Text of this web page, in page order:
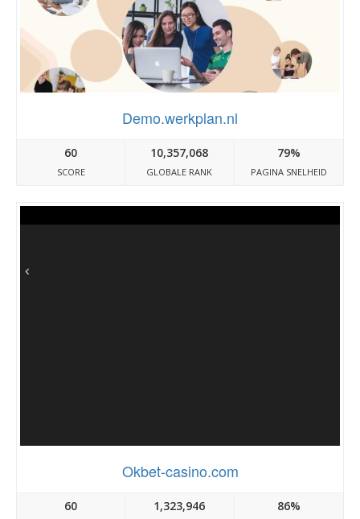
Demo.werkplan.nl
60
SCORE
10,357,068
GLOBALE RANK
79%
PAGINA SNELHEID
Okbet-casino.com
60 1,323,946 86%